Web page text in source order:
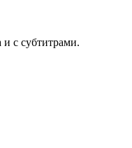
и с субтитрами.